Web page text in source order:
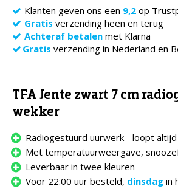
Klanten geven ons een 9,2 op
Gratis verzending heen en terug
Achteraf betalen met Klarna
Gratis verzending in Nederland en
TFA Jente zwart 7 cm
wekker
Radiogestuurd uurwerk - loopt
Met temperatuurweergave,
Leverbaar in twee kleuren
Voor 22:00 uur besteld, dinsdag in